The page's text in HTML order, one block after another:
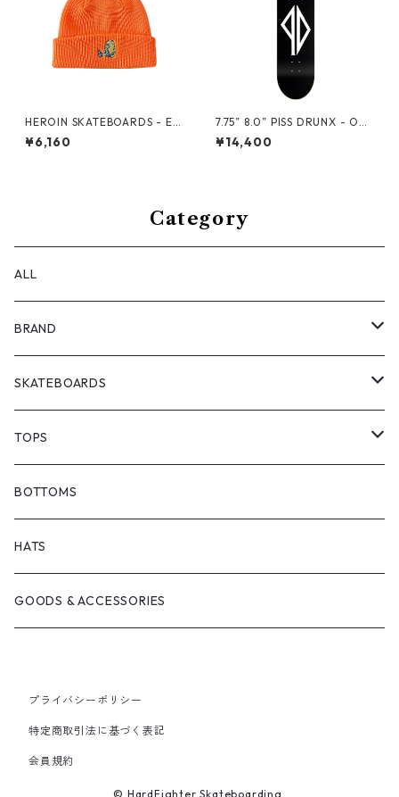
HEROIN SKATEBOARDS - EG
G NEON ORG BEANIE -
¥6,160
7.75” 8.0” PISS DRUNX - ORI
GINAL LOGO DECK -
¥14,400
Category
ALL
BRAND
ANTIZ SKATEBOARDS
BARF COMICS
BONJOUR URETHANE
BRICKS BRAND
FILM TRUCKS
HEROIN SKATEBOARDS
MELTDOWN SKATES
SKATEBOARDS
DECK
TRUCKS
BEARING
WHEEL
TOPS
JACKETS
SHIRTS
TEES
CREWNECKS
BOTTOMS
HATS
GOODS & ACCESSORIES
プライバシーポリシー
特定商取引法に基づく表記
会員規約
© HardFighter Skateboarding.